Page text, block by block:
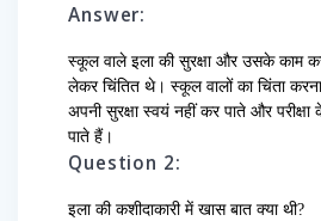
Answer:
स्कूल वाले इला की सुरक्षा और उसके काम
लेकर चिंतित थे। स्कूल वालों का चिंता
अपनी सुरक्षा स्वयं नहीं कर पाते और
पाते हैं।
Question 2:
इला की कशीदाकारी में खास बात क्या थी?